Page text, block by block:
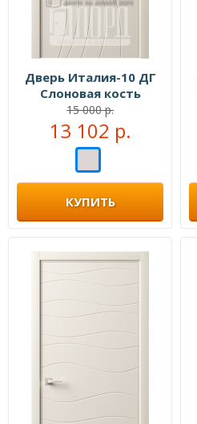
Дверь Италия-10 ДГ
Слоновая кость
15 000 р.
13 102 р.
КУПИТЬ